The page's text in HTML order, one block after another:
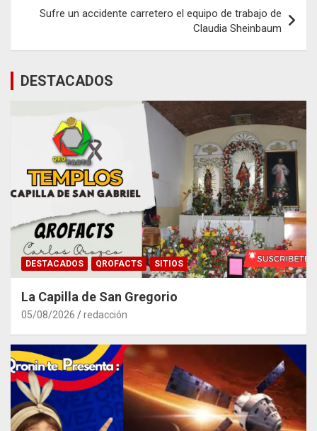
Sufre un accidente carretero el equipo de trabajo de
Claudia Sheinbaum
DESTACADOS
DESTACADOS QROFACTS SITIOS
La Capilla de San Gregorio
05/08/2026 redacción